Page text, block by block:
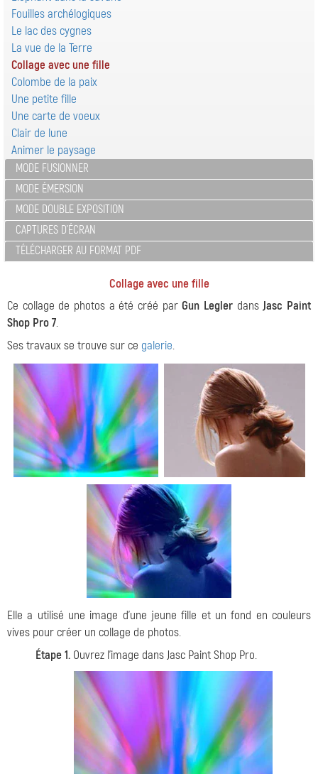
Fouilles archélogiques
Le lac des cygnes
La vue de la Terre
Collage avec une fille
Colombe de la paix
Une petite fille
Une carte de voeux
Clair de lune
Animer le paysage
MODE FUSIONNER
MODE ÉMERSION
MODE DOUBLE EXPOSITION
CAPTURES D'ÉCRAN
TÉLÉCHARGER AU FORMAT PDF
Collage avec une fille
Ce collage de photos a été créé parGun Legler dans Jasc Paint
Shop Pro 7.
Ses travaux se trouve sur ce galerie.
Elle a utilisé une image d'une jeune fille et un fond en couleurs
vives pour créer un collage de photos.
Étape 1. Ouvrez l'image dans Jasc Paint Shop Pro.